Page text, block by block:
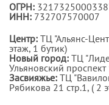
ОГРН:
ИНН: 732707570007
Центр: ТЦ "Альянс-
этаж, 1 бутик)
Новый город: ТЦ
Ульяновский
Засвияжье: ТЦ
Рябикова 21 стр.1, ( 2